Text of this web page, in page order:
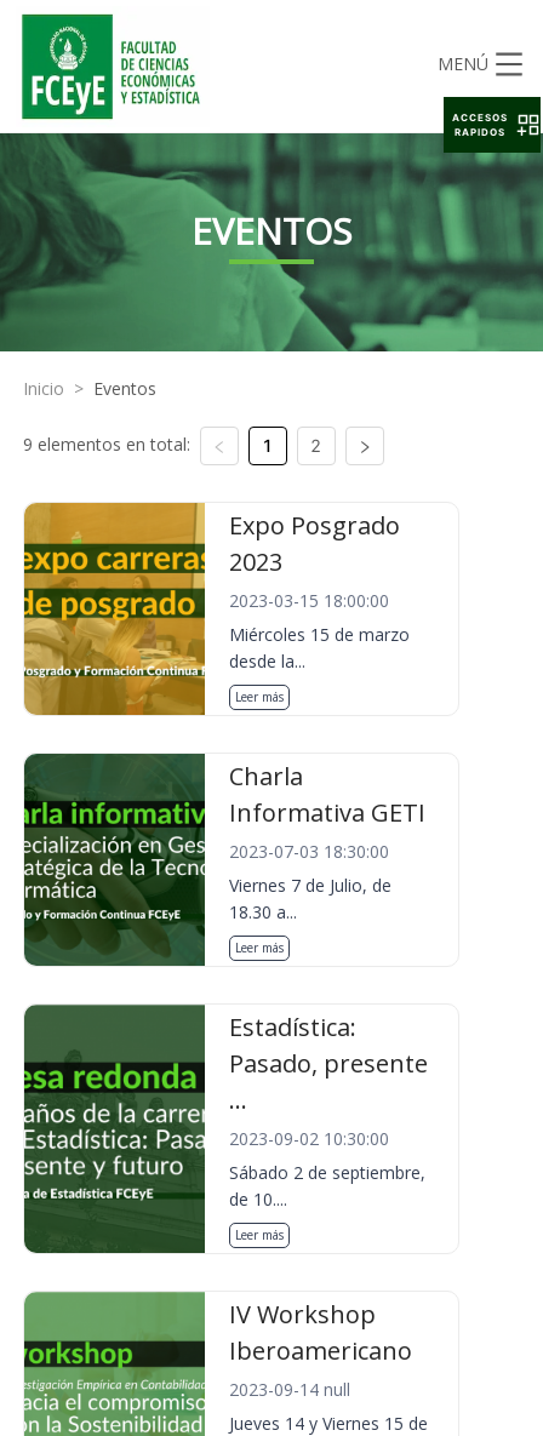
MENÚ
EVENTOS
Inicio > Eventos
9 elementos en total: 1 2
Expo Posgrado
2023
2023-03-15 18:00:00
Miércoles 15 de marzo
desde la...
Leer más
Charla
Informativa GETI
2023-07-03 18:30:00
Viernes 7 de Julio, de
18.30 a...
Leer más
Estadística:
Pasado, presente
...
2023-09-02 10:30:00
Sábado 2 de septiembre,
de 10....
Leer más
IV Workshop
Iberoamericano
2023-09-14 null
Jueves 14 y Viernes 15 de
ACCESOS
RAPIDOS